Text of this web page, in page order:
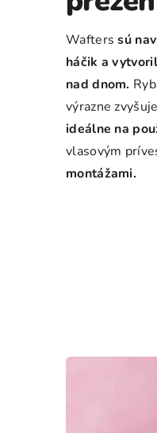
Wafterssú
háčik a
nad dnom.
výrazne
ideálne na
vlasovým
montážami.